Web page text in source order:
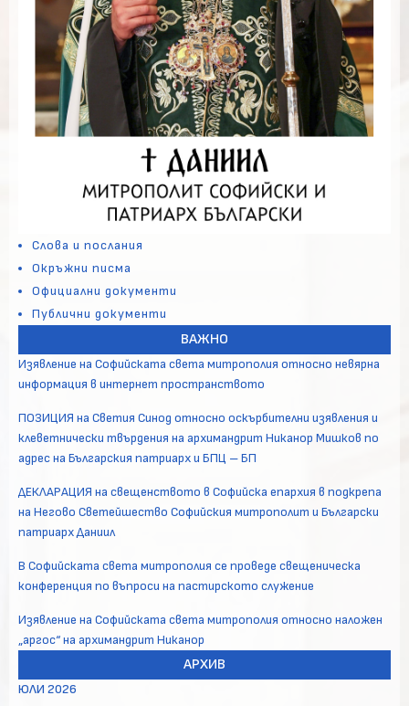
Слова и послания
Окръжни писма
Официални документи
Публични документи
ВАЖНО
Изявление на Софийската света митрополия относно невярна
информация в интернет пространството
ПОЗИЦИЯ на Светия Синод относно оскърбителни изявления и
клеветнически твърдения на архимандрит Никанор Мишков по
адрес на Българския патриарх и БПЦ – БП
ДЕКЛАРАЦИЯ на свещенството в Софийска епархия в подкрепа
на Негово Светейшество Софийския митрополит и Български
патриарх Даниил
В Софийската света митрополия се проведе свещеническа
конференция по въпроси на пастирското служение
Изявление на Софийската света митрополия относно наложен
„аргос“ на архимандрит Никанор
АРХИВ
ЮЛИ 2026